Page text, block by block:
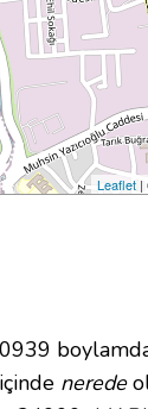
Leaflet
nerede